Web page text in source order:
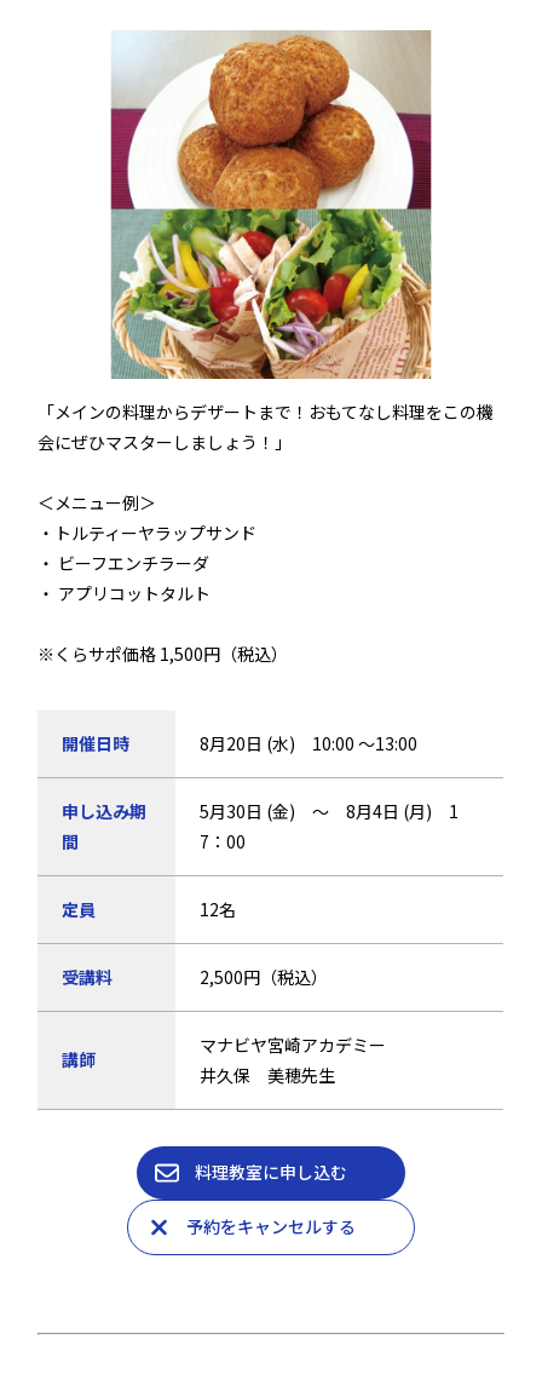
「メインの料理からデザートまで！おもてなし料理をこの機
会にぜひマスターしましょう！」
＜メニュー例＞
・トルティーヤラップサンド
・ ビーフエンチラーダ
・ アプリコットタルト
※くらサポ価格 1,500円（税込）
開催日時 8月20日 (水) 10:00 ～13:00
申し込み期
間
5月30日 (金) ～ 8月4日 (月) 1
7：00
定員 12名
受講料 2,500円（税込）
講師
マナビヤ宮崎アカデミー
井久保 美穂先生
料理教室に申し込む
予約をキャンセルする